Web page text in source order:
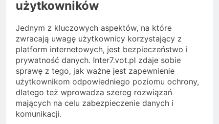
użytkowników
Jednym z kluczowych aspektów, na które
zwracają uwagę użytkownicy korzystający z
platform internetowych, jest bezpieczeństwo i
prywatność danych. Inter7.vot.pl zdaje sobie
sprawę z tego, jak ważne jest zapewnienie
użytkownikom odpowiedniego poziomu ochrony,
dlatego też wprowadza szereg rozwiązań
mających na celu zabezpieczenie danych i
komunikacji.